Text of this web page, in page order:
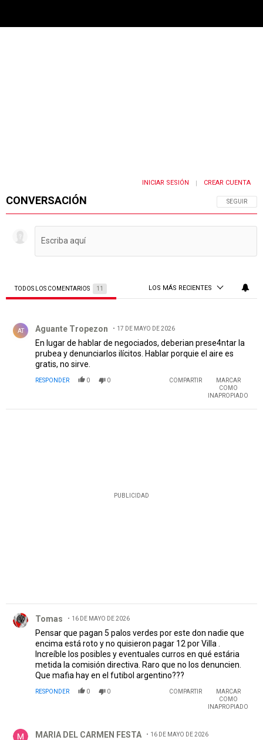
CONVERSACIÓN SIGA ESTA
SEGUIR
INICIAR SESIÓN | CREAR CUENTA
TODOS LOS COMENTARIOS 11 LOS MÁS RECIENTES
AT Aguante Tropezon 17 DE MAYO DE 2026
En lugar de hablar de negociados, deberian prese4ntar la
prubea y denunciarlos ilícitos. Hablar porquie el aire es
gratis, no sirve.
RESPONDER 0 0 COMPARTIR
MARCAR
COMO
INAPROPIADO
PUBLICIDAD
Tomas 16 DE MAYO DE 2026
Pensar que pagan 5 palos verdes por este don nadie que
encima está roto y no quisieron pagar 12 por Villa .
Increíble los posibles y eventuales curros en qué estária
metida la comisión directiva. Raro que no los denuncien.
Que mafia hay en el futibol argentino???
RESPONDER 0 0 COMPARTIR
MARCAR
COMO
INAPROPIADO
MARIA DEL CARMEN FESTA 16 DE MAYO DE 2026